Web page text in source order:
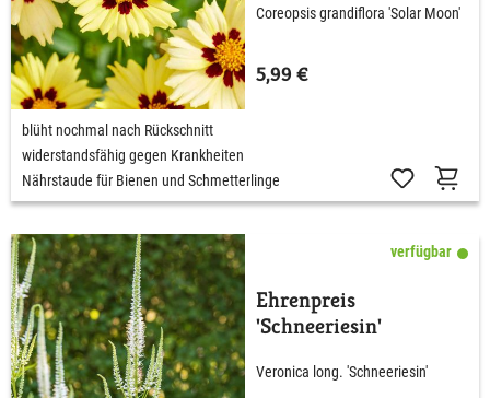
Coreopsis grandiflora 'Solar Moon'
5,99 €
blüht nochmal nach Rückschnitt
widerstandsfähig gegen Krankheiten
Nährstaude für Bienen und Schmetterlinge
verfügbar
Ehrenpreis
'Schneeriesin'
Veronica long. 'Schneeriesin'